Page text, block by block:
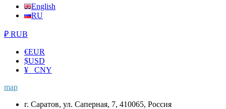
English
RU
₽ RUB
€EUR
$USD
¥ CNY
map
г. Саратов, ул. Саперная, 7, 410065, Россия